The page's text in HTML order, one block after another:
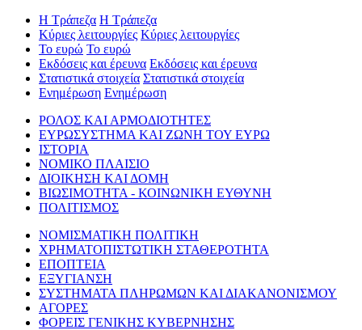
Η Τράπεζα Η Τράπεζα
Κύριες λειτουργίες Κύριες λειτουργίες
Το ευρώ Το ευρώ
Εκδόσεις και έρευνα Εκδόσεις και έρευνα
Στατιστικά στοιχεία Στατιστικά στοιχεία
Ενημέρωση Ενημέρωση
ΡΟΛΟΣ ΚΑΙ ΑΡΜΟΔΙΟΤΗΤΕΣ
ΕΥΡΩΣΥΣΤΗΜΑ ΚΑΙ ΖΩΝΗ ΤΟΥ ΕΥΡΩ
ΙΣΤΟΡΙΑ
ΝΟΜΙΚΟ ΠΛΑΙΣΙΟ
ΔΙΟΙΚΗΣΗ ΚΑΙ ΔΟΜΗ
ΒΙΩΣΙΜΟΤΗΤΑ - ΚΟΙΝΩΝΙΚΗ ΕΥΘΥΝΗ
ΠΟΛΙΤΙΣΜΟΣ
ΝΟΜΙΣΜΑΤΙΚΗ ΠΟΛΙΤΙΚΗ
ΧΡΗΜΑΤΟΠΙΣΤΩΤΙΚΗ ΣΤΑΘΕΡΟΤΗΤΑ
ΕΠΟΠΤΕΙΑ
ΕΞΥΓΙΑΝΣΗ
ΣΥΣΤΗΜΑΤΑ ΠΛΗΡΩΜΩΝ ΚΑΙ ΔΙΑΚΑΝΟΝΙΣΜΟΥ
ΑΓΟΡΕΣ
ΦΟΡΕΙΣ ΓΕΝΙΚΗΣ ΚΥΒΕΡΝΗΣΗΣ